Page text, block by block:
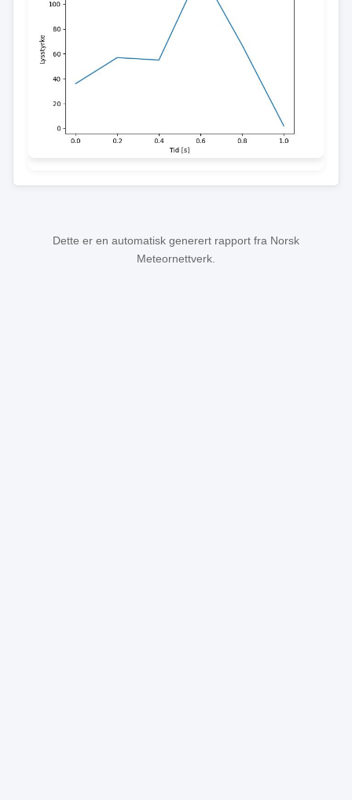
Dette er en automatisk generert rapport fra Norsk
Meteornettverk.